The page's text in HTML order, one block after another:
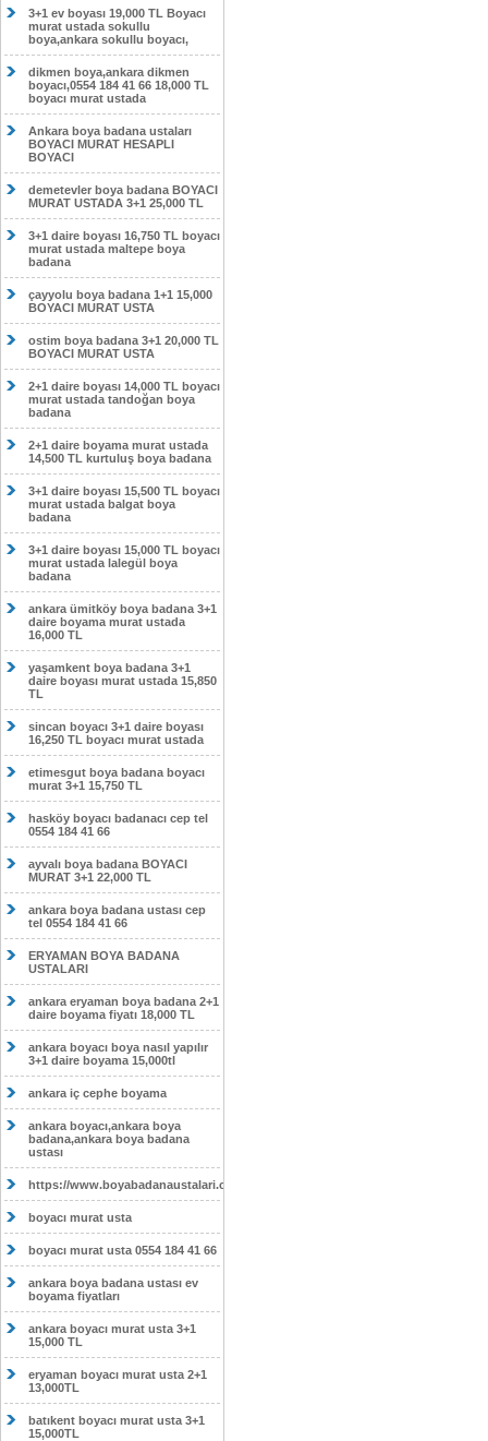
3+1 ev boyası 19,000 TL Boyacı
murat ustada sokullu
boya,ankara sokullu boyacı,
dikmen boya,ankara dikmen
boyacı,0554 184 41 66 18,000 TL
boyacı murat ustada
Ankara boya badana ustaları
BOYACI MURAT HESAPLI
BOYACI
demetevler boya badana BOYACI
MURAT USTADA 3+1 25,000 TL
3+1 daire boyası 16,750 TL boyacı
murat ustada maltepe boya
badana
çayyolu boya badana 1+1 15,000
BOYACI MURAT USTA
ostim boya badana 3+1 20,000 TL
BOYACI MURAT USTA
2+1 daire boyası 14,000 TL boyacı
murat ustada tandoğan boya
badana
2+1 daire boyama murat ustada
14,500 TL kurtuluş boya badana
3+1 daire boyası 15,500 TL boyacı
murat ustada balgat boya
badana
3+1 daire boyası 15,000 TL boyacı
murat ustada lalegül boya
badana
ankara ümitköy boya badana 3+1
daire boyama murat ustada
16,000 TL
yaşamkent boya badana 3+1
daire boyası murat ustada 15,850
TL
sincan boyacı 3+1 daire boyası
16,250 TL boyacı murat ustada
etimesgut boya badana boyacı
murat 3+1 15,750 TL
hasköy boyacı badanacı cep tel
0554 184 41 66
ayvalı boya badana BOYACI
MURAT 3+1 22,000 TL
ankara boya badana ustası cep
tel 0554 184 41 66
ERYAMAN BOYA BADANA
USTALARI
ankara eryaman boya badana 2+1
daire boyama fiyatı 18,000 TL
ankara boyacı boya nasıl yapılır
3+1 daire boyama 15,000tl
ankara iç cephe boyama
ankara boyacı,ankara boya
badana,ankara boya badana
ustası
https://www.boyabadanaustalari.com/
boyacı murat usta
boyacı murat usta 0554 184 41 66
ankara boya badana ustası ev
boyama fiyatları
ankara boyacı murat usta 3+1
15,000 TL
eryaman boyacı murat usta 2+1
13,000TL
batıkent boyacı murat usta 3+1
15,000TL